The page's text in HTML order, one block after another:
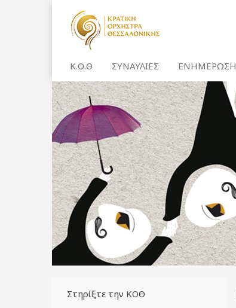
Κ.Ο.Θ ΣΥΝΑΥΛΙΕΣ ΕΝΗΜΕΡΩΣΗ
Στηρίξτε την ΚΟΘ